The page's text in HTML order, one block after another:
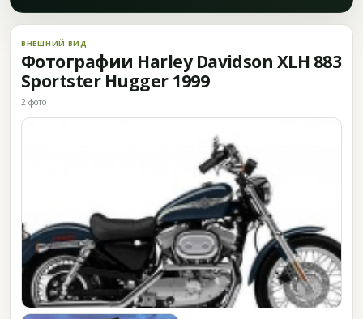
ВНЕШНИЙ ВИД
Фотографии Harley Davidson XLH 883
Sportster Hugger 1999
2 фото